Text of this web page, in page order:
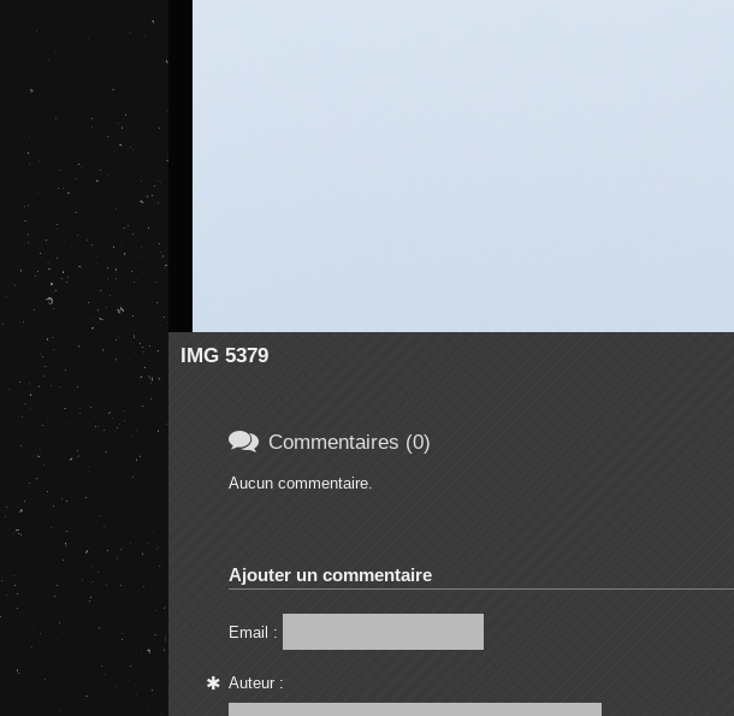
IMG 5379
 Commentaires (0)
Aucun commentaire.
Ajouter un commentaire
Email :
Auteur :